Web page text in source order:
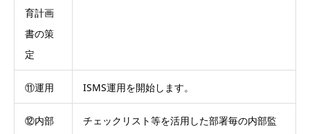
育計画
書の策
定
⑪運用 ISMS運用を開始します。
⑫内部
チェックリスト等を活用した部署毎の内部監